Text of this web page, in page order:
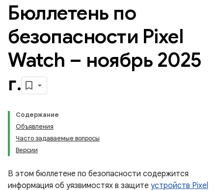
Бюллетень по
безопасности Pixel
Watch – ноябрь 2025
г.
Содержание
Объявления
Часто задаваемые вопросы
Версии
В этом бюллетене по безопасности содержится
информация об уязвимостях в защите устройств Pixel